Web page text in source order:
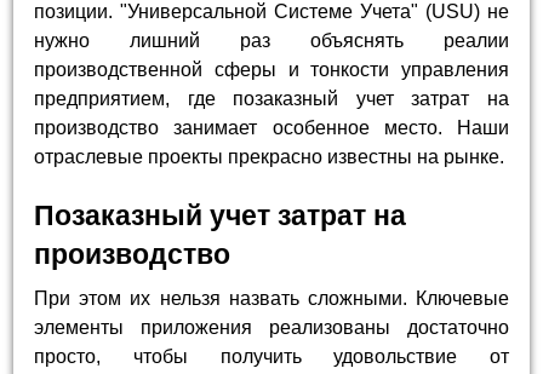
позиции. "Универсальной Системе Учета" (USU) не
нужно лишний раз объяснять реалии
производственной сферы и тонкости управления
предприятием, где позаказный учет затрат на
производство занимает особенное место. Наши
отраслевые проекты прекрасно известны на рынке.
Позаказный учет затрат на
производство
При этом их нельзя назвать сложными. Ключевые
элементы приложения реализованы достаточно
просто, чтобы получить удовольствие от